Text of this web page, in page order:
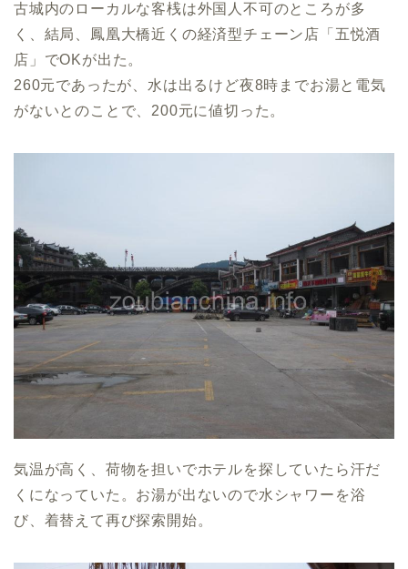
古城内のローカルな客桟は外国人不可のところが多
く、結局、鳳凰大橋近くの経済型チェーン店「五悦酒
店」でOKが出た。
260元であったが、水は出るけど夜8時までお湯と電気
がないとのことで、200元に値切った。
気温が高く、荷物を担いでホテルを探していたら汗だ
くになっていた。お湯が出ないので水シャワーを浴
び、着替えて再び探索開始。